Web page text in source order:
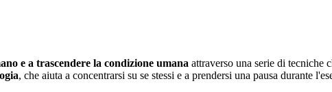
e a trascendere la condizione umana attraverso una serie di tecniche
, che aiuta a concentrarsi su se stessi e a prendersi una pausa durante